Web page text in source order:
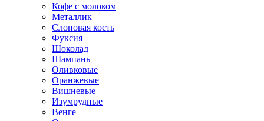
Кофе с молоком
Металлик
Слоновая кость
Фуксия
Шоколад
Шампань
Оливковые
Оранжевые
Вишневые
Изумрудные
Венге